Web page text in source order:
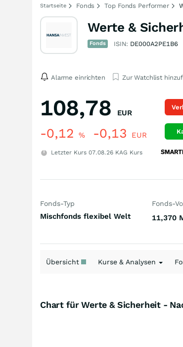
Startseite Fonds Top Fonds Performer
Werte &
Fonds ISIN: DE000A2PE1B6
Alarme einrichten Zur Watchlist
108,78 EUR
-0,12 % -0,13 EUR
Letzter Kurs 07.08.26 KAG Kurs
Fonds-Typ
Mischfonds flexibel Welt
Fonds-
11,370
Übersicht Kurse & Analysen
Chart für Werte & Sicherheit -